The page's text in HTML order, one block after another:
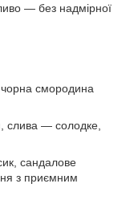
— без надмірної
смородина
слива — солодке,
сандалове
з приємним